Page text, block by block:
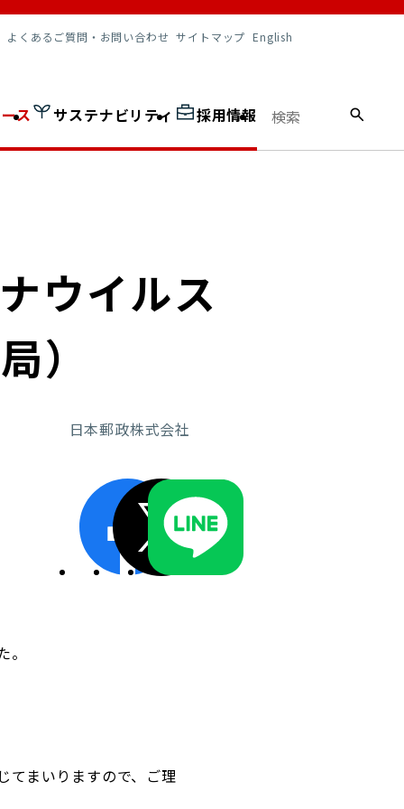
よくあるご質問・お問い合わせ サイトマップ English
ディスクロージャーポリシー／適時開示体制
ス サステナビリティ 採用情報
ウイルス
）
日本郵政株式会社
てまいりますので、ご理